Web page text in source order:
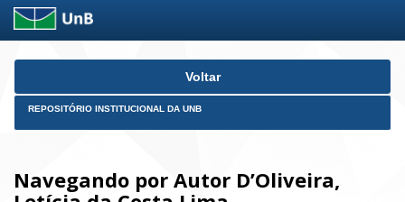
Skip
Voltar
REPOSITÓRIO INSTITUCIONAL DA UNB
Navegando por Autor D’Oliveira,